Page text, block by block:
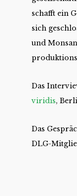
schafft ein
sich
und
Das
viridis,
Das
DLG-